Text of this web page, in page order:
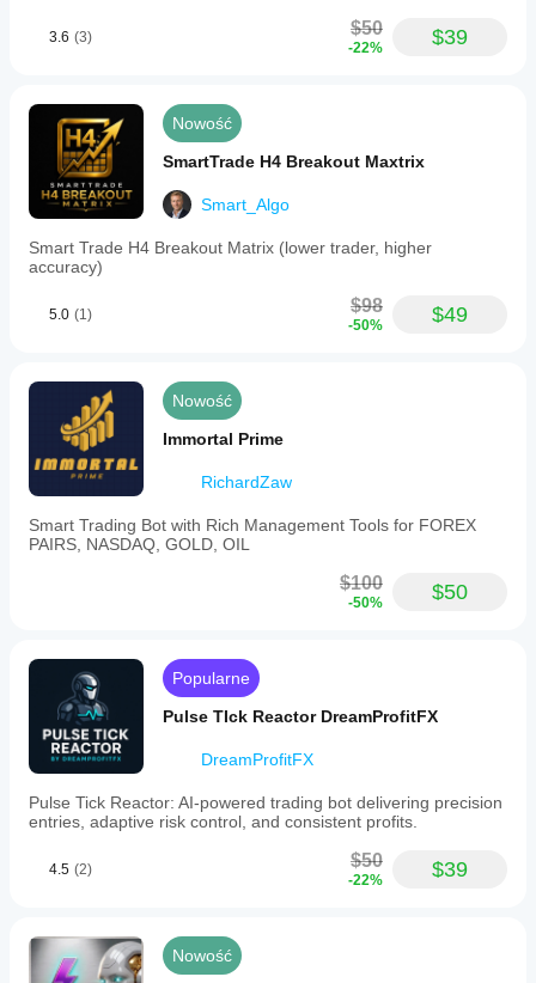
3.6 (3) $50
-22% $39
Nowość
SmartTrade H4 Breakout Maxtrix
Smart_Algo
Smart Trade H4 Breakout Matrix (lower trader, higher
accuracy)
5.0 (1) $98
-50% $49
Nowość
Immortal Prime
RichardZaw
Smart Trading Bot with Rich Management Tools for FOREX
PAIRS, NASDAQ, GOLD, OIL
$100
-50% $50
Popularne
Pulse TIck Reactor DreamProfitFX
DreamProfitFX
Pulse Tick Reactor: AI-powered trading bot delivering precision
entries, adaptive risk control, and consistent profits.
4.5 (2) $50
-22% $39
Nowość